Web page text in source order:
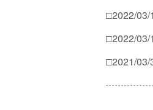
□2022/03/
□2022/03/
□2021/03/